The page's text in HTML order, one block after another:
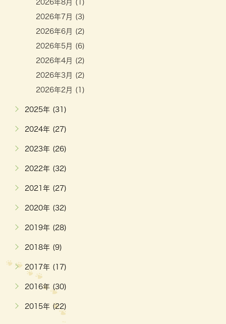
2026年8月 (1)
2026年7月 (3)
2026年6月 (2)
2026年5月 (6)
2026年4月 (2)
2026年3月 (2)
2026年2月 (1)
2025年 (31)
2024年 (27)
2023年 (26)
2022年 (32)
2021年 (27)
2020年 (32)
2019年 (28)
2018年 (9)
2017年 (17)
2016年 (30)
2015年 (22)